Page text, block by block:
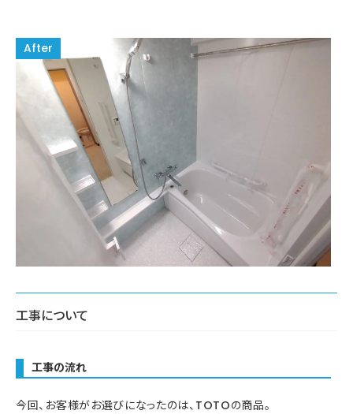
工事について
工事の流れ
今回、お客様がお選びになったのは、TOTOの商品。